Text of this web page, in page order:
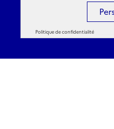
Politique de confidentialité